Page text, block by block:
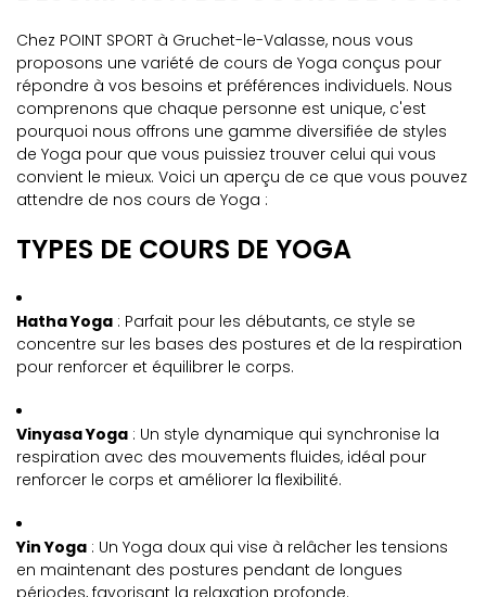
Chez POINT SPORT à Gruchet-le-Valasse, nous vous
proposons une variété de cours de Yoga conçus pour
répondre à vos besoins et préférences individuels. Nous
comprenons que chaque personne est unique, c'est
pourquoi nous offrons une gamme diversifiée de styles
de Yoga pour que vous puissiez trouver celui qui vous
convient le mieux. Voici un aperçu de ce que vous pouvez
attendre de nos cours de Yoga :
TYPES DE COURS DE YOGA
Hatha Yoga : Parfait pour les débutants, ce style se
concentre sur les bases des postures et de la respiration
pour renforcer et équilibrer le corps.
Vinyasa Yoga : Un style dynamique qui synchronise la
respiration avec des mouvements fluides, idéal pour
renforcer le corps et améliorer la flexibilité.
Yin Yoga : Un Yoga doux qui vise à relâcher les tensions
en maintenant des postures pendant de longues
périodes, favorisant la relaxation profonde.